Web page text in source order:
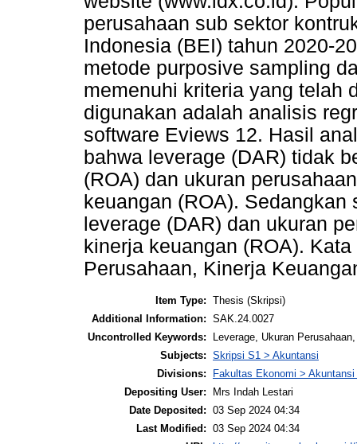
perusahaan sub sektor
Indonesia (BEI) tahun 2020-
metode purposive sampling
memenuhi kriteria yang telah
digunakan adalah analisis
software Eviews 12. Hasil
bahwa leverage (DAR) tidak
(ROA) dan ukuran
keuangan (ROA).
leverage (DAR) dan ukuran
kinerja keuangan (ROA).
Perusahaan, Kinerja
Item Type: Thesis (Skripsi)
Additional Information: SAK.24.0027
Uncontrolled Keywords:
Leverage, Ukuran
Subjects: Skripsi S1 > Akuntansi
Divisions:
Fakultas Ekonomi > Akuntansi
Depositing User:
Mrs Indah Lestari
Date Deposited: 03 Sep 2024 04:34
Last Modified: 03 Sep 2024 04:34